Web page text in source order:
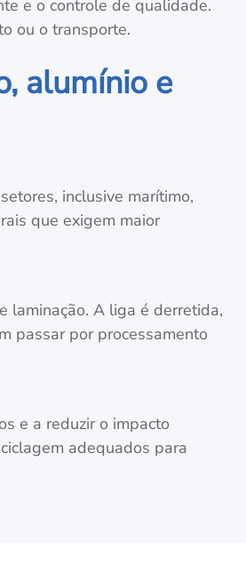
e o controle de qualidade.
ou o transporte.
alumínio e
inclusive marítimo,
que exigem maior
laminação. A liga é derretida,
passar por processamento
e a reduzir o impacto
adequados para